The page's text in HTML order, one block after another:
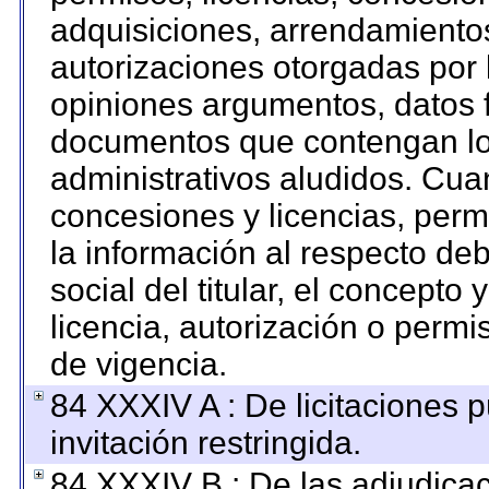
adquisiciones,
autorizaciones otorgadas
opiniones argumentos,
documentos que contengan
administrativos aludidos.
concesiones y licencias,
la información al respecto
social del titular, el concepto
licencia, autorización o
de vigencia.
84 XXXIV A : De licitaciones
invitación restringida.